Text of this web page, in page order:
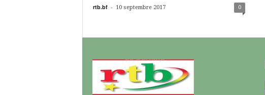
rtb.bf - 10 septembre 2017 0